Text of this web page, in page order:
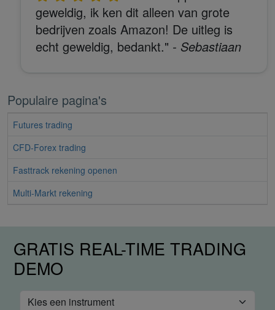
geweldig, ik ken dit alleen van grote
bedrijven zoals Amazon! De uitleg is
echt geweldig, bedankt." - Sebastiaan
Populaire pagina's
Futures trading
CFD-Forex trading
Fasttrack rekening openen
Multi-Markt rekening
GRATIS REAL-TIME TRADING
DEMO